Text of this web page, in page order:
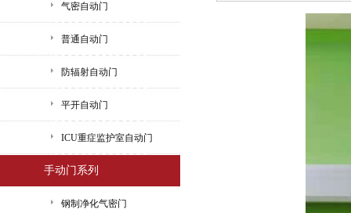
气密自动门
普通自动门
防辐射自动门
平开自动门
ICU重症监护室自动门
手动门系列
钢制净化气密门